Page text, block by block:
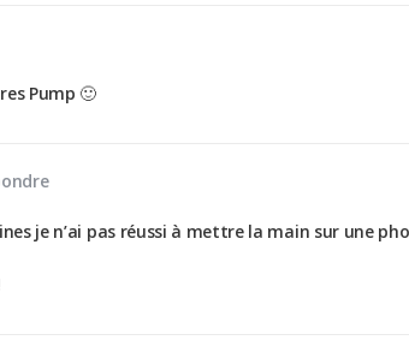
Pump 🙂
je n’ai pas réussi à mettre la main sur une